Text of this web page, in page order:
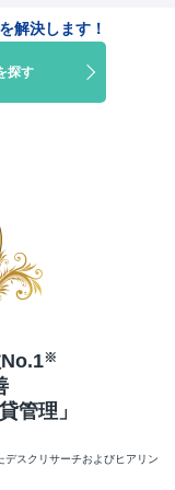
解決します！
探す
※
管理」
スクリサーチおよびヒアリン